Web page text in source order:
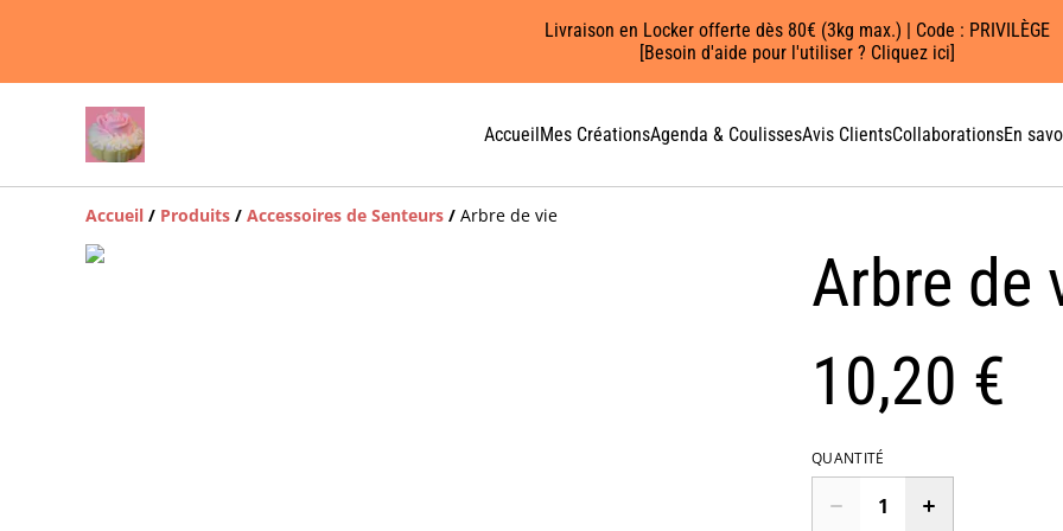
Livraison en Locker offerte dès 80€ (3kg max.) | Code : PRIVILÈGE
[Besoin d'aide pour l'utiliser ? Cliquez ici]
AccueilMes CréationsAgenda & CoulissesAvis ClientsCollaborationsEn
Accueil / Produits / Accessoires de Senteurs / Arbre de vie
Arbre de
10,20 €
QUANTITÉ